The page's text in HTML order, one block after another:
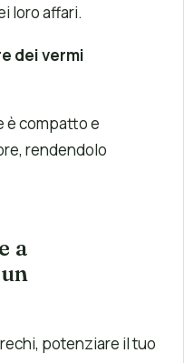
loro affari.
dei vermi
è compatto e
rendendolo
a
potenziare il tuo